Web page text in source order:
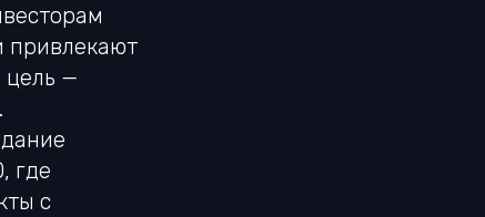
привлекают
цель —
где
с